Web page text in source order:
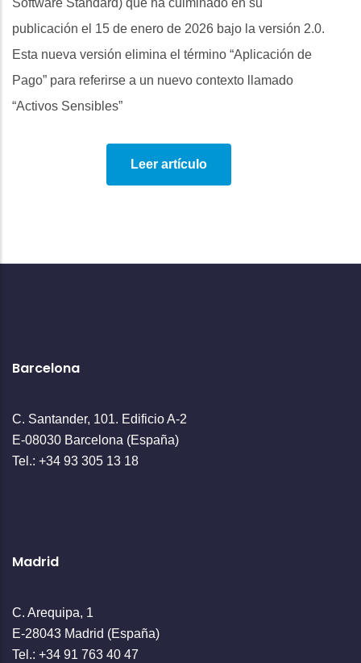
Software Standard) que ha culminado en su
publicación el 15 de enero de 2026 bajo la versión 2.0.
Esta nueva versión elimina el término “Aplicación de
Pago” para referirse a un nuevo contexto llamado
“Activos Sensibles”
Leer artículo
Barcelona
C. Santander, 101. Edificio A-2
E-08030 Barcelona (España)
Tel.: +34 93 305 13 18
Madrid
C. Arequipa, 1
E-28043 Madrid (España)
Tel.: +34 91 763 40 47